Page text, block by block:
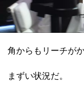
角からもリーチが
まずい状況だ。